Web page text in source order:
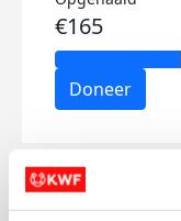
€165
Doneer